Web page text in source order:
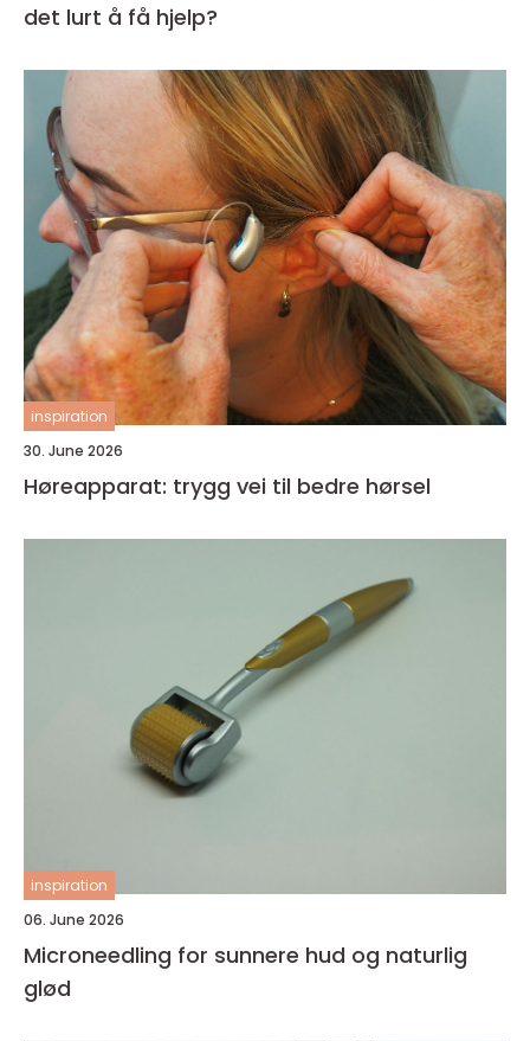
det lurt å få hjelp?
inspiration
30. June 2026
Høreapparat: trygg vei til bedre hørsel
inspiration
06. June 2026
Microneedling for sunnere hud og naturlig
glød